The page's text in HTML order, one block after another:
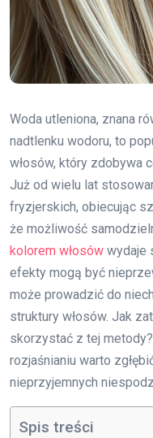
Woda utleniona, znana
nadtlenku wodoru, to
włosów, który zdobywa
Już od wielu lat
fryzjerskich, obiecując
że możliwość
kolorem włosów wydaje
efekty mogą być
może prowadzić do
struktury włosów. Jak
skorzystać z tej
rozjaśnianiu warto
nieprzyjemnych
Spis treści